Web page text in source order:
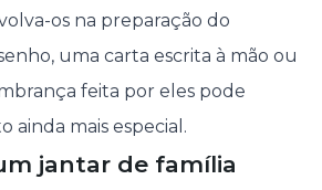
os na preparação do
uma carta escrita à mão ou
feita por eles pode
ainda mais especial.
jantar de família